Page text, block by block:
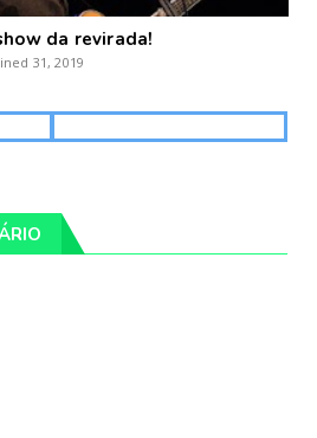
da revirada!
31, 2019